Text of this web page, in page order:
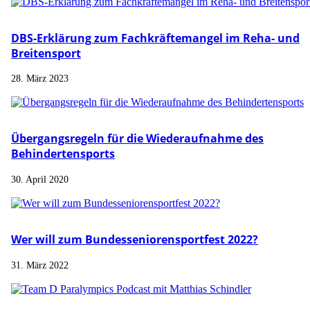
DBS-Erklärung zum Fachkräftemangel im Reha- und
Breitensport
28. März 2023
Übergangsregeln für die Wiederaufnahme des
Behindertensports
30. April 2020
Wer will zum Bundesseniorensportfest 2022?
31. März 2022